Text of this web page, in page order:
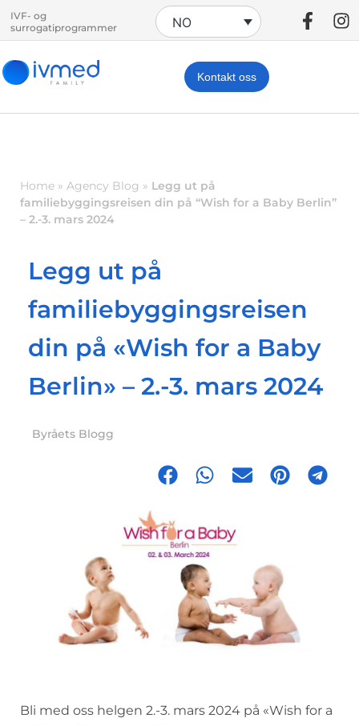
IVF- og
surrogatiprogrammer
NO
Kontakt oss
Home » Agency Blog » Legg ut på
familiebyggingsreisen din på “Wish for a Baby Berlin”
– 2.-3. mars 2024
Legg ut på
familiebyggingsreisen
din på «Wish for a Baby
Berlin» – 2.-3. mars 2024
Byråets Blogg
Bli med oss helgen 2.-3. mars 2024 på «Wish for a